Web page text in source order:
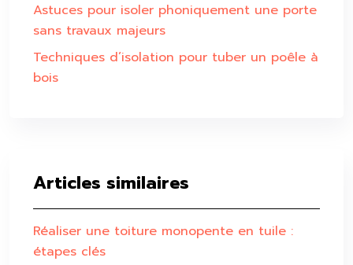
Astuces pour isoler phoniquement une porte
sans travaux majeurs
Techniques d’isolation pour tuber un poêle à
bois
Articles similaires
Réaliser une toiture monopente en tuile :
étapes clés